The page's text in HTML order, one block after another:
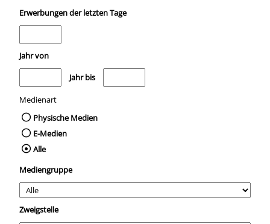
Erwerbungen der letzten Tage
Jahr von
Medien anzeigen, die nach dem Jahr veröffentlicht wurden
Jahr bis
Medienart
Physische Medien
E-Medien
Alle
Mediengruppe
Zweigstelle